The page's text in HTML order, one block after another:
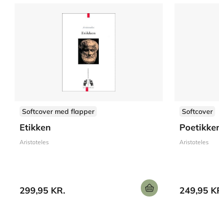
Softcover med flapper
Etikken
Aristoteles
299,95 KR.
Softcover
Aristoteles
249,95